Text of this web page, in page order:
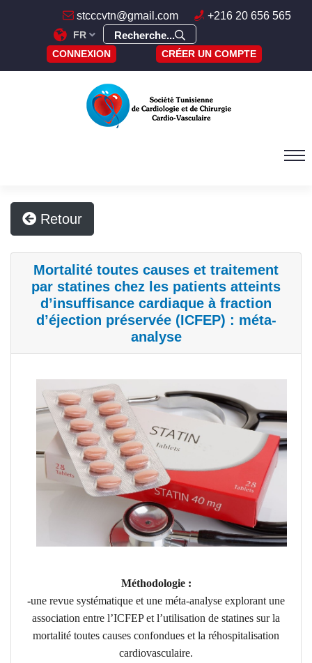
stcccvtn@gmail.com +216 20 656 565
FR Recherche...
CONNEXION CRÉER UN COMPTE
Retour
Mortalité toutes causes et traitement
par statines chez les patients atteints
d’insuffisance cardiaque à fraction
d’éjection préservée (ICFEP) : méta-
analyse
Méthodologie :
-une revue systématique et une méta-analyse explorant une
association entre l’ICFEP et l’utilisation de statines sur la
mortalité toutes causes confondues et la réhospitalisation
cardiovasculaire.